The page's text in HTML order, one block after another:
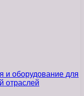
и оборудование для
отраслей